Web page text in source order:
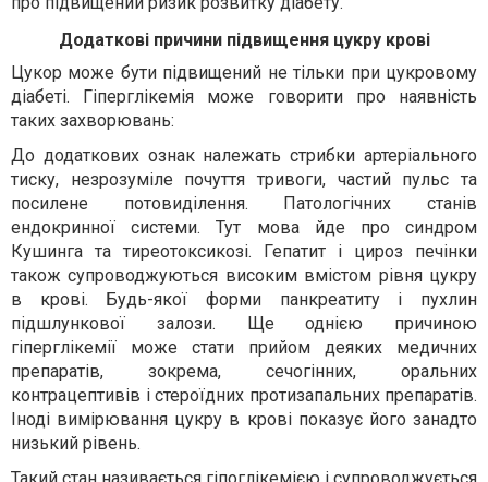
Додаткові причини підвищення цукру крові
Цукор може бути підвищений не тільки при цукровому
діабеті. Гіперглікемія може говорити про наявність
таких захворювань:
До додаткових ознак належать стрибки артеріального
тиску, незрозуміле почуття тривоги, частий пульс та
посилене потовиділення. Патологічних станів
ендокринної системи. Тут мова йде про синдром
Кушинга та тиреотоксикозі. Гепатит і цироз печінки
також супроводжуються високим вмістом рівня цукру
в крові. Будь-якої форми панкреатиту і пухлин
підшлункової залози. Ще однією причиною
гіперглікемії може стати прийом деяких медичних
препаратів, зокрема, сечогінних, оральних
контрацептивів і стероїдних протизапальних препаратів.
Іноді вимірювання цукру в крові показує його занадто
низький рівень.